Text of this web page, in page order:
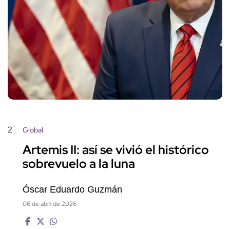
2 Global
Artemis II: así se vivió el histórico
sobrevuelo a la luna
Óscar Eduardo Guzmán
06 de abril de 2026